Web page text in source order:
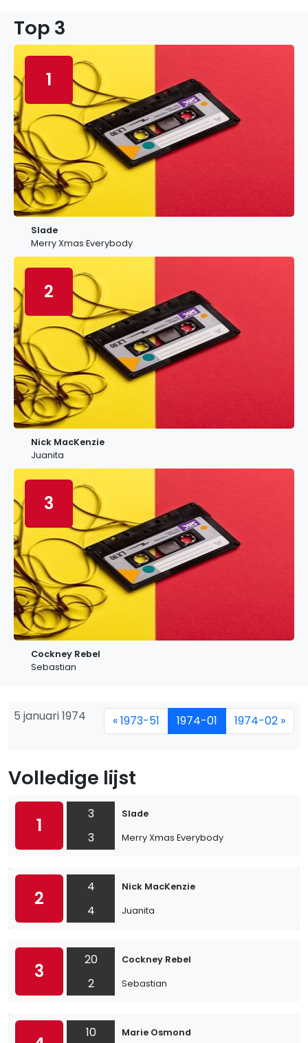
Top 3
1
Slade
Merry Xmas Everybody
2
Nick MacKenzie
Juanita
3
Cockney Rebel
Sebastian
5 januari 1974 « 1973-51 1974-01 1974-02 »
Volledige lijst
1
3
3
Slade
Merry Xmas Everybody
2
4
4
Nick MacKenzie
Juanita
3
20
2
Cockney Rebel
Sebastian
10 Marie Osmond